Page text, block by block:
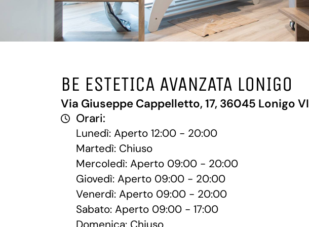
BE ESTETICA AVANZATA LONIGO
Via Giuseppe Cappelletto, 17, 36045 Lonigo VI
Orari:
Lunedì: Aperto 12:00 - 20:00
Martedì: Chiuso
Mercoledì: Aperto 09:00 - 20:00
Giovedì: Aperto 09:00 - 20:00
Venerdì: Aperto 09:00 - 20:00
Sabato: Aperto 09:00 - 17:00
Domenica: Chiuso